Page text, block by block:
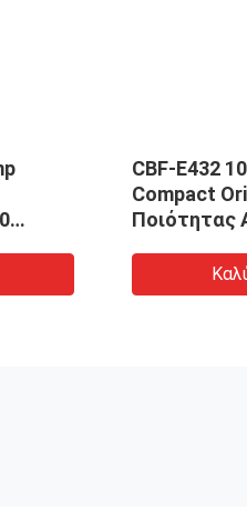
CBF-E432 10TL
Compact
Ποιότητας Αντλία γραναζιού